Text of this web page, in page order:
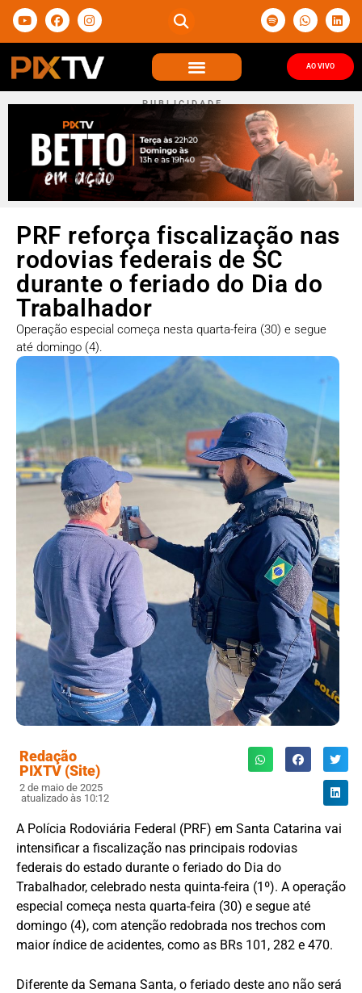
AO VIVO
P U B L I C I D A D E
PRF reforça fiscalização nas
rodovias federais de SC
durante o feriado do Dia do
Trabalhador
Operação especial começa nesta quarta-feira (30) e segue
até domingo (4).
Redação
PIXTV (Site)
2 de maio de 2025
atualizado às 10:12
A Polícia Rodoviária Federal (PRF) em Santa Catarina vai
intensificar a fiscalização nas principais rodovias
federais do estado durante o feriado do Dia do
Trabalhador, celebrado nesta quinta-feira (1º). A operação
especial começa nesta quarta-feira (30) e segue até
domingo (4), com atenção redobrada nos trechos com
maior índice de acidentes, como as BRs 101, 282 e 470.
Diferente da Semana Santa, o feriado deste ano não será